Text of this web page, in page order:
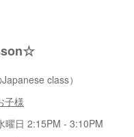
class）
子様
日 2:15PM - 3:10PM